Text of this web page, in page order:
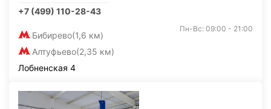
+7 (499) 110-28-43
Бибирево(1,6 км)
Алтуфьево(2,35 км)
Пн-Вс: 09:00 - 21:00
Лобненская 4